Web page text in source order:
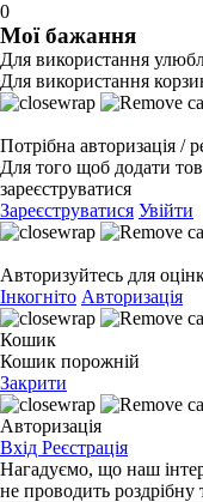
0
Мої бажання
Для використання
Для використання
Потрібна авторизація /
Для того щоб додати
зареєструватися
Зареєструватися Увійти
Авторизуйтесь для
Інкогніто Авторизація
Кошик
Кошик порожній
Закрити
Авторизація
Вхід Реєстрація
Нагадуємо, що наш
не проводить роздрібну